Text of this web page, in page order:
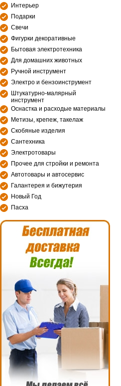
Интерьер
Подарки
Свечи
Фигурки декоративные
Бытовая электротехника
Для домашних животных
Ручной инструмент
Электро и бензоинструмент
Штукатурно-малярный
инструмент
Оснастка и расходые материалы
Метизы, крепеж, такелаж
Скобяные изделия
Сантехника
Электротовары
Прочее для стройки и ремонта
Автотовары и автосервис
Галантерея и бижутерия
Новый Год
Пасха